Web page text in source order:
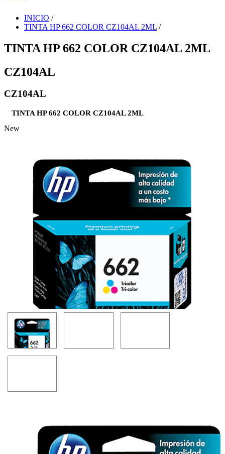
INICIO /
TINTA HP 662 COLOR CZ104AL 2ML /
TINTA HP 662 COLOR CZ104AL 2ML
CZ104AL
CZ104AL
TINTA HP 662 COLOR CZ104AL 2ML
New